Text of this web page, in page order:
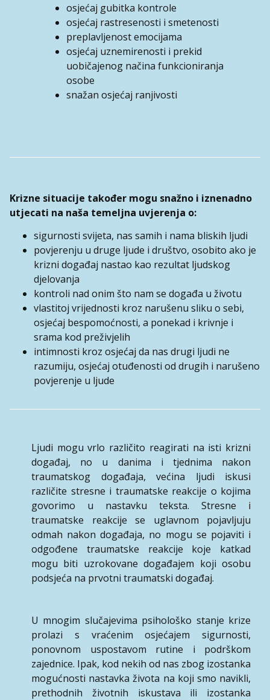
osjećaj gubitka kontrole
osjećaj rastresenosti i smetenosti
preplavljenost emocijama
osjećaj uznemirenosti i prekid
uobičajenog načina funkcioniranja
osobe
snažan osjećaj ranjivosti
Krizne situacije također mogu snažno i iznenadno
utjecati na naša temeljna uvjerenja o:
sigurnosti svijeta, nas samih i nama bliskih ljudi
povjerenju u druge ljude i društvo, osobito ako je
krizni događaj nastao kao rezultat ljudskog
djelovanja
kontroli nad onim što nam se događa u životu
vlastitoj vrijednosti kroz narušenu sliku o sebi,
osjećaj bespomoćnosti, a ponekad i krivnje i
srama kod preživjelih
intimnosti kroz osjećaj da nas drugi ljudi ne
razumiju, osjećaj otuđenosti od drugih i narušeno
povjerenje u ljude
Ljudi mogu vrlo različito reagirati na isti krizni
događaj, no u danima i tjednima nakon
traumatskog događaja, većina ljudi iskusi
različite stresne i traumatske reakcije o kojima
govorimo u nastavku teksta. Stresne i
traumatske reakcije se uglavnom pojavljuju
odmah nakon događaja, no mogu se pojaviti i
odgođene traumatske reakcije koje katkad
mogu biti uzrokovane događajem koji osobu
podsjeća na prvotni traumatski događaj.
U mnogim slučajevima psihološko stanje krize
prolazi s vraćenim osjećajem sigurnosti,
ponovnom uspostavom rutine i podrškom
zajednice. Ipak, kod nekih od nas zbog izostanka
mogućnosti nastavka života na koji smo navikli,
prethodnih životnih iskustava ili izostanka